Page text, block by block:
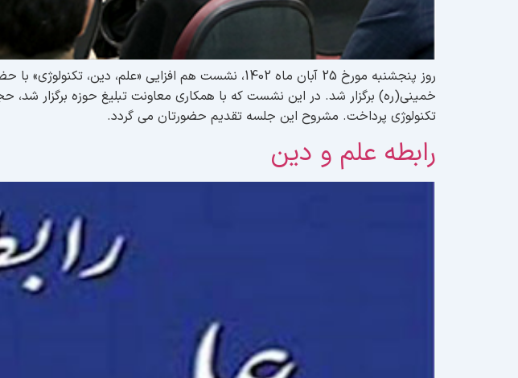
روز پنجشنبه مورخ 25 آبان ماه 1402، نشست هم افزایی
خمینی(ره) برگزار شد. در این نشست که با همکاری معاونت تبلیغ حوزه برگزار
تکنولوژی پرداخت. مشروح این جلسه تقدیم حضورتان می گردد.
رابطه علم و دین